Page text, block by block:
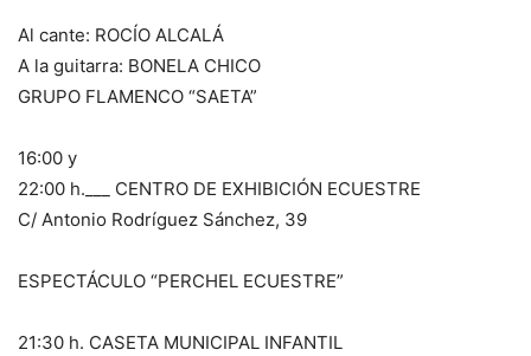
Al cante: ROCÍO ALCALÁ
A la guitarra: BONELA CHICO
GRUPO FLAMENCO “SAETA”
16:00 y
22:00 h.___ CENTRO DE EXHIBICIÓN ECUESTRE
C/ Antonio Rodríguez Sánchez, 39
ESPECTÁCULO “PERCHEL ECUESTRE”
21:30 h. CASETA MUNICIPAL INFANTIL